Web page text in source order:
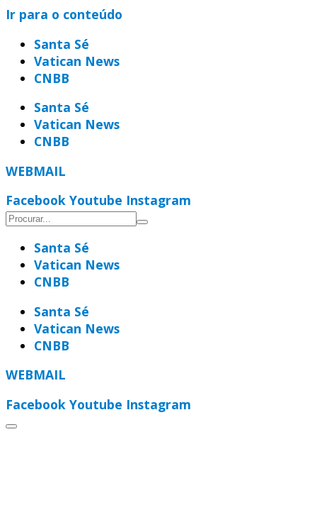
Ir para o conteúdo
Santa Sé
Vatican News
CNBB
Santa Sé
Vatican News
CNBB
WEBMAIL
Facebook Youtube Instagram
Santa Sé
Vatican News
CNBB
Santa Sé
Vatican News
CNBB
WEBMAIL
Facebook Youtube Instagram